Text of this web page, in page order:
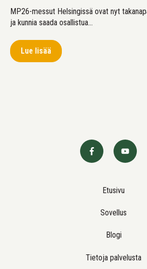
MP26-messut Helsingissä ovat nyt
ja kunnia saada osallistua...
Lue lisää
Etusivu
Sovellus
Blogi
Tietoja palvelusta